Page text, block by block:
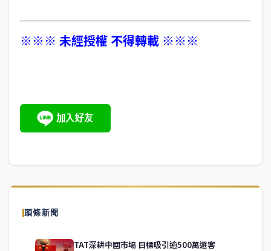
※※※ 未經授權 不得轉載 ※※※
頭條新聞
TAT深耕中國市場 目標吸引逾500萬遊客